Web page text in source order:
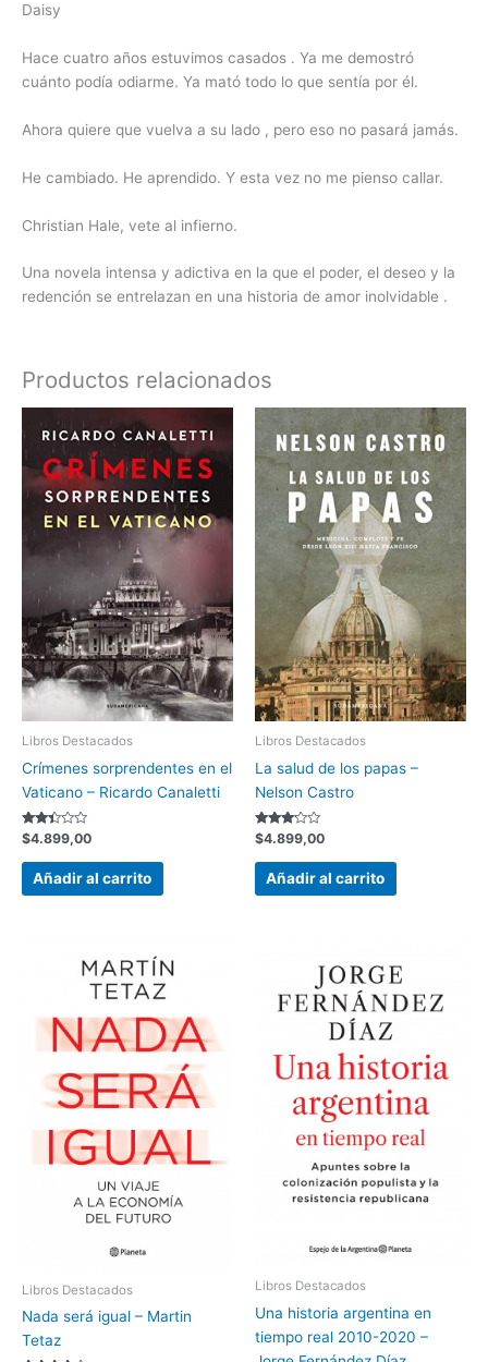
Daisy
Hace cuatro años estuvimos casados . Ya me demostró
cuánto podía odiarme. Ya mató todo lo que sentía por él.
Ahora quiere que vuelva a su lado , pero eso no pasará jamás.
He cambiado. He aprendido. Y esta vez no me pienso callar.
Christian Hale, vete al infierno.
Una novela intensa y adictiva en la que el poder, el deseo y la
redención se entrelazan en una historia de amor inolvidable .
Productos relacionados
Libros Destacados
Crímenes sorprendentes en el
Vaticano – Ricardo Canaletti
Valorado
con
2.33
de 5
$4.899,00
Añadir al carrito
Libros Destacados
La salud de los papas –
Nelson Castro
Valorado
con
3.00
de 5
$4.899,00
Añadir al carrito
Libros Destacados
Nada será igual – Martin
Tetaz
Libros Destacados
Una historia argentina en
tiempo real 2010-2020 –